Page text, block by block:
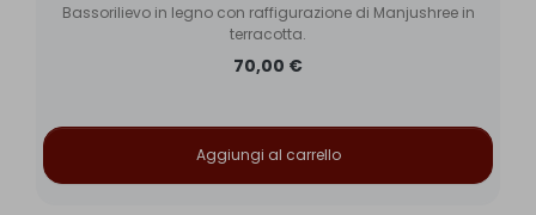
Bassorilievo in legno con raffigurazione di Manjushree in
terracotta.
70,00 €
Aggiungi al carrello